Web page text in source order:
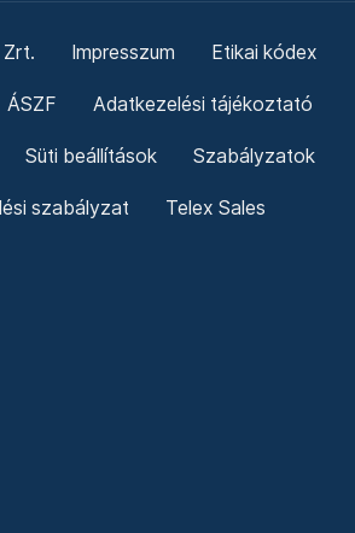
Impresszum Etikai kódex
ÁSZF Adatkezelési tájékoztató
Süti beállítások Szabályzatok
szabályzat Telex Sales